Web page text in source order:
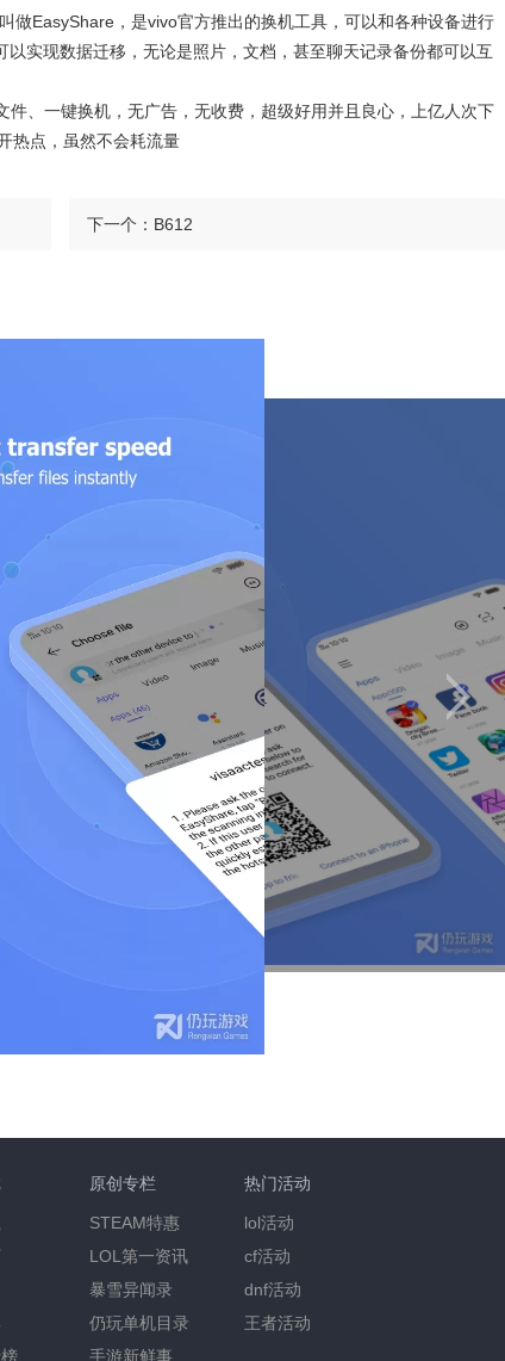
做EasyShare，是vivo官方推出的换机工具，可以和各种设备进行
实现数据迁移，无论是照片，文档，甚至聊天记录备份都可以互
、一键换机，无广告，无收费，超级好用并且良心，上亿人次下
热点，虽然不会耗流量
下一个： B612
原创专栏
STEAM特惠
LOL第一资讯
暴雪异闻录
仍玩单机目录
手游新鲜事
热门活动
lol活动
cf活动
dnf活动
王者活动